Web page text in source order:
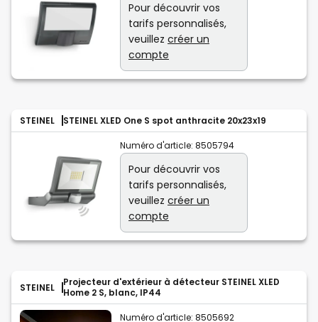
Pour découvrir vos
tarifs personnalisés,
veuillez créer un
compte
STEINEL STEINEL XLED One S spot anthracite 20x23x19
Numéro d'article: 8505794
Pour découvrir vos
tarifs personnalisés,
veuillez créer un
compte
STEINEL
Projecteur d'extérieur à détecteur STEINEL XLED
Home 2 S, blanc, IP44
Numéro d'article: 8505692